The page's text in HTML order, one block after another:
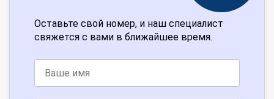
Оставьте свой номер, и наш специалист
свяжется с вами в ближайшее время.